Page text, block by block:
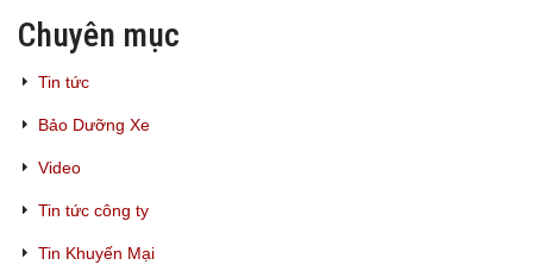
Chuyên mục
Tin tức
Bảo Dưỡng Xe
Video
Tin tức công ty
Tin Khuyến Mại